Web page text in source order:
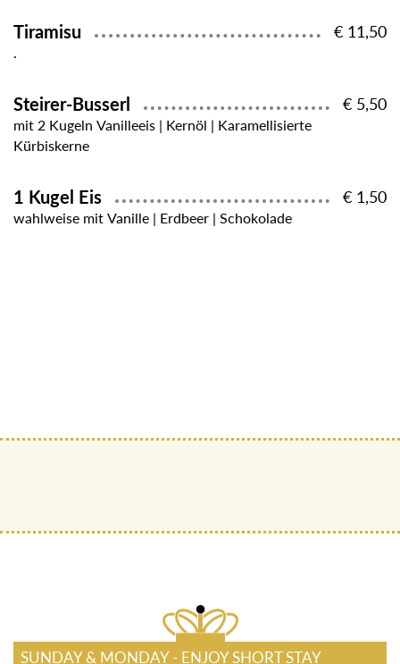
Tiramisu € 11,50
.
Steirer-Busserl € 5,50
mit 2 Kugeln Vanilleeis | Kernöl | Karamellisierte
Kürbiskerne
1 Kugel Eis € 1,50
wahlweise mit Vanille | Erdbeer | Schokolade
SUNDAY & MONDAY - ENJOY SHORT STAY